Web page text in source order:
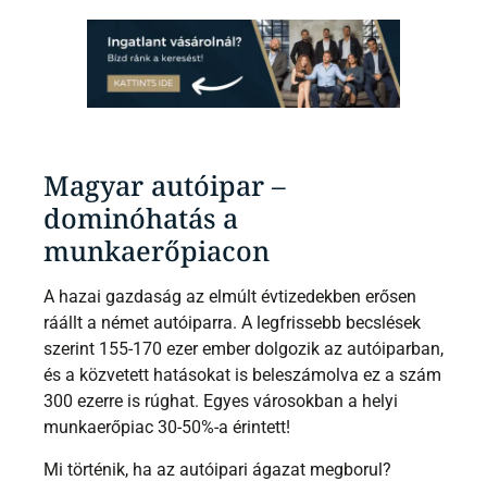
Magyar autóipar –
dominóhatás a
munkaerőpiacon
A hazai gazdaság az elmúlt évtizedekben erősen
ráállt a német autóiparra. A legfrissebb becslések
szerint 155-170 ezer ember dolgozik az autóiparban,
és a közvetett hatásokat is beleszámolva ez a szám
300 ezerre is rúghat. Egyes városokban a helyi
munkaerőpiac 30-50%-a érintett!
Mi történik, ha az autóipari ágazat megborul?